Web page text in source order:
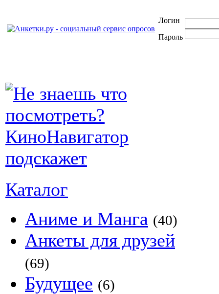
Логин
Пароль
Каталог
Аниме и Манга (40)
Анкеты для друзей
(69)
Будущее (6)